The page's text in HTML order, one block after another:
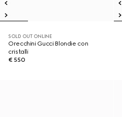
SOLD OUT ONLINE
Orecchini Gucci Blondie con
cristalli
€ 550